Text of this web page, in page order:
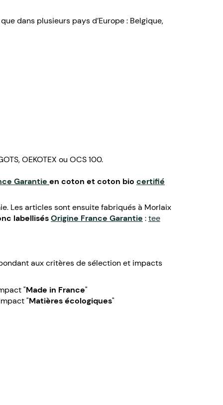
dans plusieurs pays d’Europe : Belgique,
OEKOTEX ou OCS 100.
Garantie en coton et coton bio certifié
Les articles sont ensuite fabriqués à Morlaix
labellisésOrigine France Garantie :tee
aux critères de sélection et impacts
"Made in France"
"Matières écologiques"